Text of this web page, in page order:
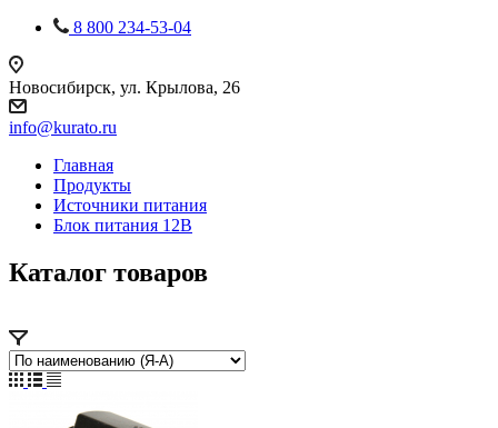
8 800 234-53-04
Новосибирск, ул. Крылова, 26
info@kurato.ru
Главная
Продукты
Источники питания
Блок питания 12В
Каталог товаров